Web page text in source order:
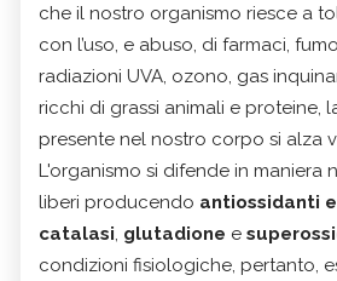
che il nostro organismo riesce a
con l’uso, e abuso, di farmaci,
radiazioni UVA, ozono, gas
ricchi di grassi animali e proteine,
presente nel nostro corpo si alza
L'organismo si difende in maniera
liberi producendo antiossidanti
catalasi, glutadione e
condizioni fisiologiche, pertanto,